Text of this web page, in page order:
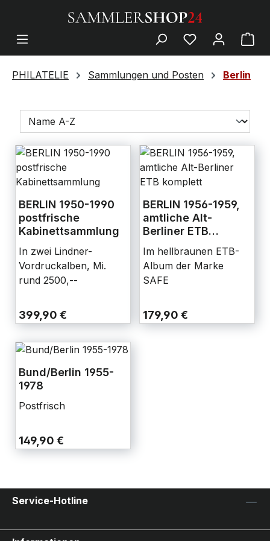
PHILATELIE Sammlungen und Posten Berlin
BERLIN 1950-1990
postfrische
Kabinettsammlung
In zwei Lindner-
Vordruckalben, Mi.
rund 2500,--
399,90 €
BERLIN 1956-1959,
amtliche Alt-
Berliner ETB
Im hellbraunen ETB-
Album der Marke
SAFE
179,90 €
Bund/Berlin 1955-
1978
Postfrisch
149,90 €
Service-Hotline